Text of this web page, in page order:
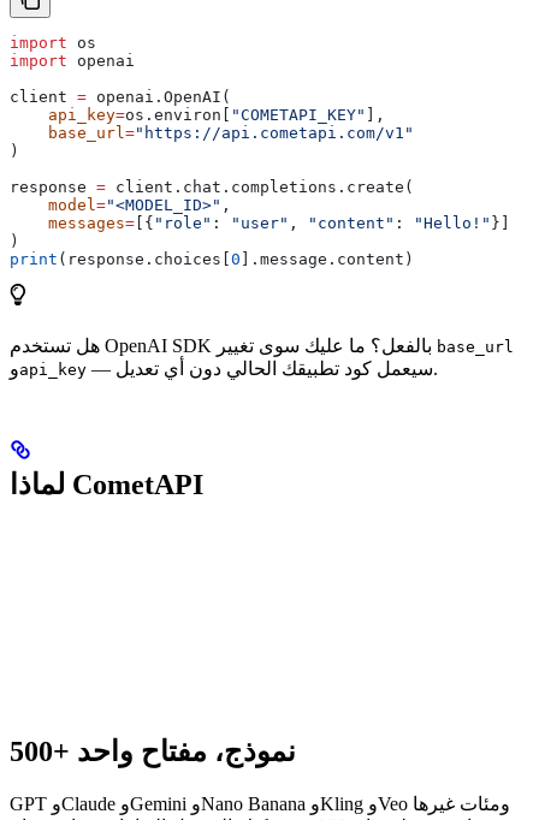
import os
import openai
client = openai.OpenAI(
    api_key
=os.environ[ "COMETAPI_KEY" ],
    base_url
="https://api.cometapi.com/v1"
)
response = client.chat.completions.create(
    model
="<MODEL_ID>" ,
    messages
= [{ "role" : "user" , "content" : "Hello!" }]
)
print (response.choices[0 ].message.content)
base_url
وapi_key — سيعمل كود تطبيقك الحالي دون أي تعديل.
لماذا CometAPI
500+ نموذج، مفتاح واحد
GPT وClaude وGemini وNano Banana وKling وVeo ومئات غيرها